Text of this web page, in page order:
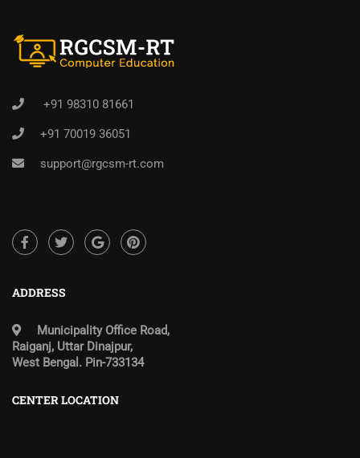
+91 98310 81661
+91 70019 36051
support@rgcsm-rt.com
ADDRESS
Municipality Office Road,
Raiganj, Uttar Dinajpur,
West Bengal. Pin-733134
CENTER LOCATION